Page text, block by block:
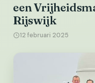
een
Rijswijk
12 februari 2025